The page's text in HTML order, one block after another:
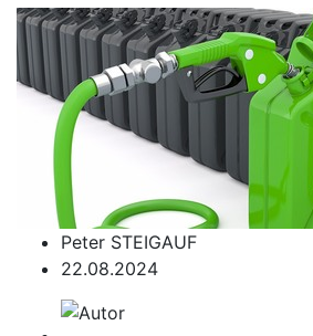
Peter STEIGAUF
22.08.2024